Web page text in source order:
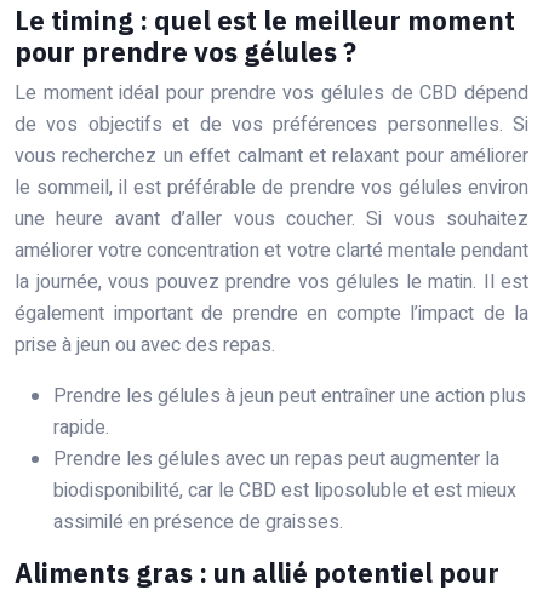
Le timing : quel est le meilleur moment
pour prendre vos gélules ?
Le moment idéal pour prendre vos gélules de CBD dépend
de vos objectifs et de vos préférences personnelles. Si
vous recherchez un effet calmant et relaxant pour améliorer
le sommeil, il est préférable de prendre vos gélules environ
une heure avant d’aller vous coucher. Si vous souhaitez
améliorer votre concentration et votre clarté mentale pendant
la journée, vous pouvez prendre vos gélules le matin. Il est
également important de prendre en compte l’impact de la
prise à jeun ou avec des repas.
Prendre les gélules à jeun peut entraîner une action plus
rapide.
Prendre les gélules avec un repas peut augmenter la
biodisponibilité, car le CBD est liposoluble et est mieux
assimilé en présence de graisses.
Aliments gras : un allié potentiel pour